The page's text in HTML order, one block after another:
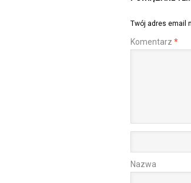
Twój adres email
Komentarz *
Nazwa